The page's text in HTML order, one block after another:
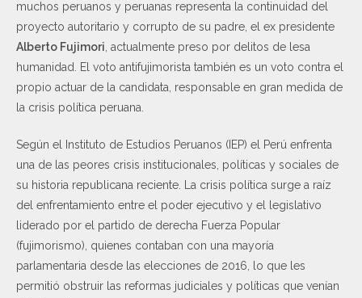
muchos peruanos y peruanas representa la continuidad del
proyecto autoritario y corrupto de su padre, el ex presidente
Alberto Fujimori , actualmente preso por delitos de lesa
humanidad. El voto antifujimorista también es un voto contra el
propio actuar de la candidata, responsable en gran medida de
la crisis política peruana.
Según el Instituto de Estudios Peruanos (IEP) el Perú enfrenta
una de las peores crisis institucionales, políticas y sociales de
su historia republicana reciente. La crisis política surge a raíz
del enfrentamiento entre el poder ejecutivo y el legislativo
liderado por el partido de derecha Fuerza Popular
(fujimorismo), quienes contaban con una mayoría
parlamentaria desde las elecciones de 2016, lo que les
permitió obstruir las reformas judiciales y políticas que venían